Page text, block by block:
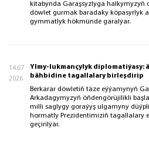
kitabynda Garaşsyzlyga halkymyzyň
döwlet gurmak baradaky köpasyrlyk
gymmatlyk hökmünde garalýar.
14.07
2026
Ylmy-lukmançylyk diplomatiýasy:
bähbidine tagallalary birleşdirip
Berkarar döwletiň täze eýýamynyň
Arkadagymyzyň öňdengörüjilikli
milli saglygy goraýyş ulgamyny
hormatly Prezidentimiziň tagallalary
geçirilýär.